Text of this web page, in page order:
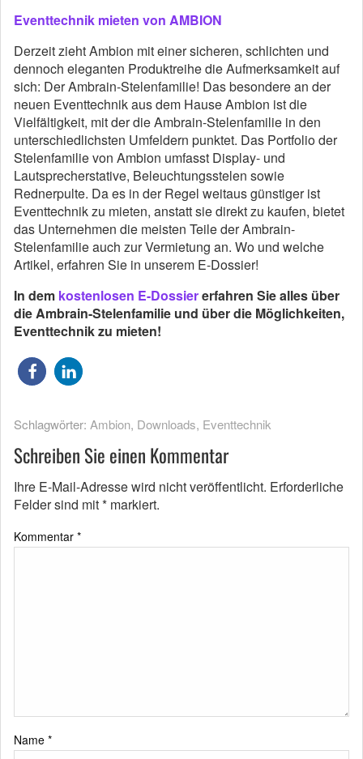
Eventtechnik mieten von AMBION
Derzeit zieht Ambion mit einer sicheren, schlichten und
dennoch eleganten Produktreihe die Aufmerksamkeit auf
sich: Der Ambrain-Stelenfamilie! Das besondere an der
neuen Eventtechnik aus dem Hause Ambion ist die
Vielfältigkeit, mit der die Ambrain-Stelenfamilie in den
unterschiedlichsten Umfeldern punktet. Das Portfolio der
Stelenfamilie von Ambion umfasst Display- und
Lautsprecherstative, Beleuchtungsstelen sowie
Rednerpulte. Da es in der Regel weitaus günstiger ist
Eventtechnik zu mieten, anstatt sie direkt zu kaufen, bietet
das Unternehmen die meisten Teile der Ambrain-
Stelenfamilie auch zur Vermietung an. Wo und welche
Artikel, erfahren Sie in unserem E-Dossier!
In dem kostenlosen E-Dossiererfahren Sie alles über
die Ambrain-Stelenfamilie und über die Möglichkeiten,
Eventtechnik zu mieten!
Schlagwörter: Ambion, Downloads, Eventtechnik
Schreiben Sie einen Kommentar
Ihre E-Mail-Adresse wird nicht veröffentlicht. Erforderliche
Felder sind mit* markiert.
Kommentar *
Name *